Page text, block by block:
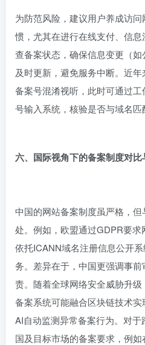
为防范风险，建议用户养成访
惯，尤其在进行在线支付、信
查备案状态，确保信息变更（
及时更新，避免服务中断。近
备案号混淆视听，此时可通过
号输入系统，核验是否与域名匹
六、国际视角下的备案制度对
中国的网站备案制度虽严格，
处。例如，欧盟通过GDPR要
依托ICANN域名注册信息公开
务。差异在于，中国更强调事
责。随着全球网络安全威胁升
备案系统可能融合区块链技术
AI自动监测异常备案行为。对
国及目标市场的备案要求，例